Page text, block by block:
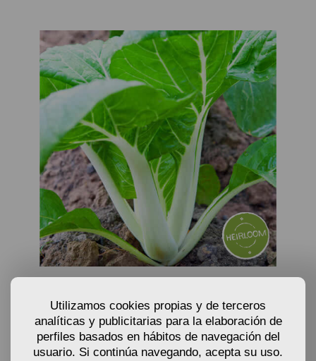
RAPA VAR. CHINENSIS
A partir de2,20€
Semillas
Utilizamos cookies propias y de terceros
analíticas y publicitarias para la elaboración de
perfiles basados en hábitos de navegación del
usuario. Si continúa navegando, acepta su uso.